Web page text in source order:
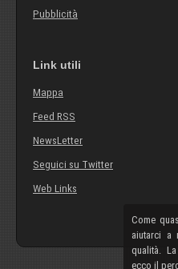
Come
aiutarci a
qualità.
ecco il
Pubblicità
Link utili
Mappa
Feed RSS
NewsLetter
Seguici su Twitter
Web Links